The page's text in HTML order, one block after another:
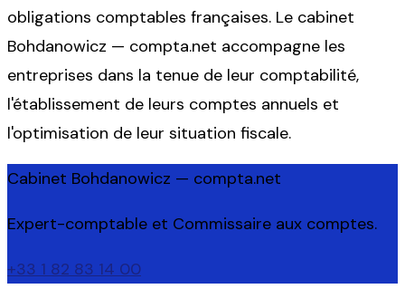
obligations comptables françaises. Le cabinet
Bohdanowicz — compta.net accompagne les
entreprises dans la tenue de leur comptabilité,
l'établissement de leurs comptes annuels et
l'optimisation de leur situation fiscale.
Cabinet Bohdanowicz — compta.net
Expert-comptable et Commissaire aux comptes.
+33 1 82 83 14 00